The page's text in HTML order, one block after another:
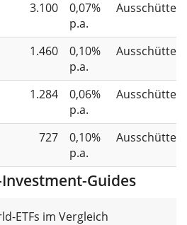
3.100
0,07%
p.a.
1.460
0,10%
p.a.
1.284
0,06%
p.a.
727
0,10%
p.a.
Guides
ETFs im Vergleich